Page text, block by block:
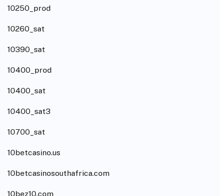
10250_prod
10260_sat
10390_sat
10400_prod
10400_sat
10400_sat3
10700_sat
10betcasino.us
10betcasinosouthafrica.com
10bez10.com